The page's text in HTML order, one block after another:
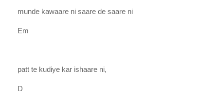
munde kawaare ni saare de saare ni
Em
patt te kudiye kar ishaare ni,
D